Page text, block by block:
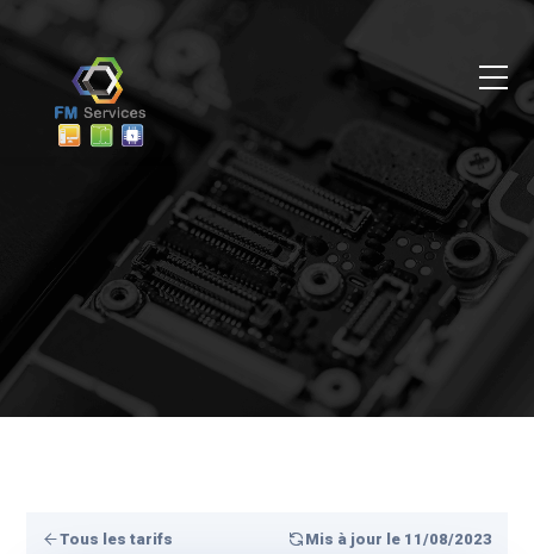
Tous les tarifs Mis à jour le 11/08/2023